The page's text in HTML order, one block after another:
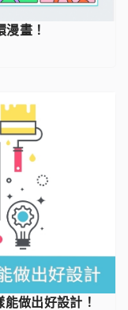
畫！
做出好設計！